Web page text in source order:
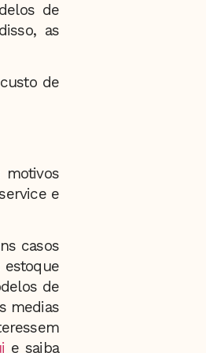
de
as
de
motivos
e
casos
estoque
de
medias
e saiba